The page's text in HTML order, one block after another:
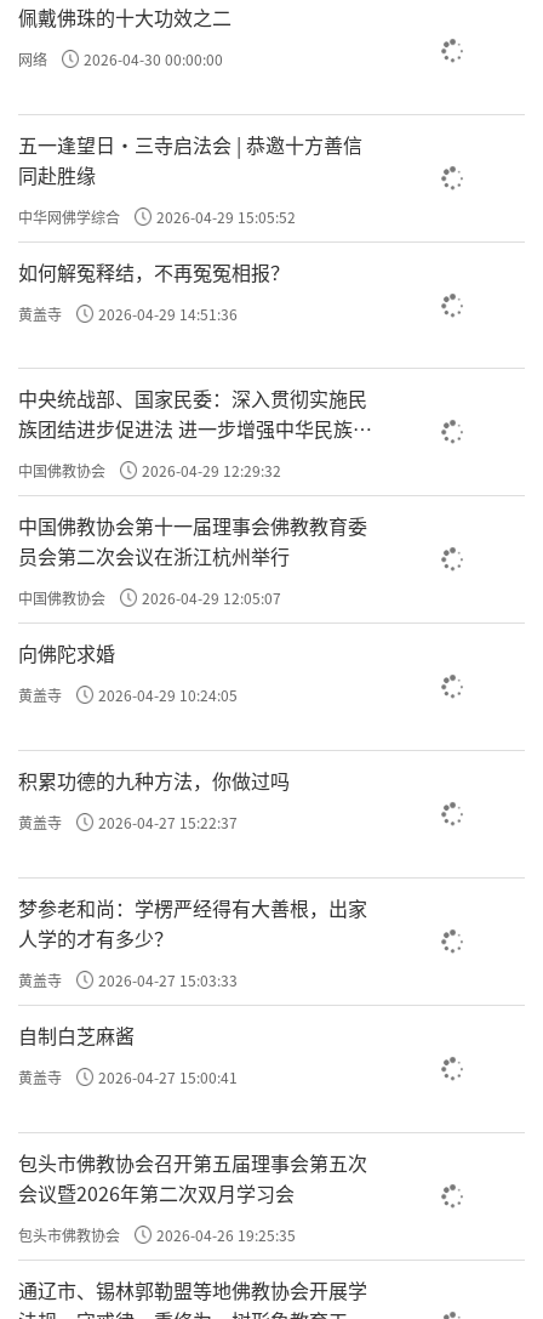
佩戴佛珠的十大功效之二
网络 2026-04-30 00:00:00
五一逢望日・三寺启法会 | 恭邀十方善信
同赴胜缘
中华网佛学综合 2026-04-29 15:05:52
如何解冤释结，不再冤冤相报？
黄盖寺 2026-04-29 14:51:36
中央统战部、国家民委：深入贯彻实施民
族团结进步促进法 进一步增强中华民族凝
聚力向心力
中国佛教协会 2026-04-29 12:29:32
中国佛教协会第十一届理事会佛教教育委
员会第二次会议在浙江杭州举行
中国佛教协会 2026-04-29 12:05:07
向佛陀求婚
黄盖寺 2026-04-29 10:24:05
积累功德的九种方法，你做过吗
黄盖寺 2026-04-27 15:22:37
梦参老和尚：学楞严经得有大善根，出家
人学的才有多少？
黄盖寺 2026-04-27 15:03:33
自制白芝麻酱
黄盖寺 2026-04-27 15:00:41
包头市佛教协会召开第五届理事会第五次
会议暨2026年第二次双月学习会
包头市佛教协会 2026-04-26 19:25:35
通辽市、锡林郭勒盟等地佛教协会开展学